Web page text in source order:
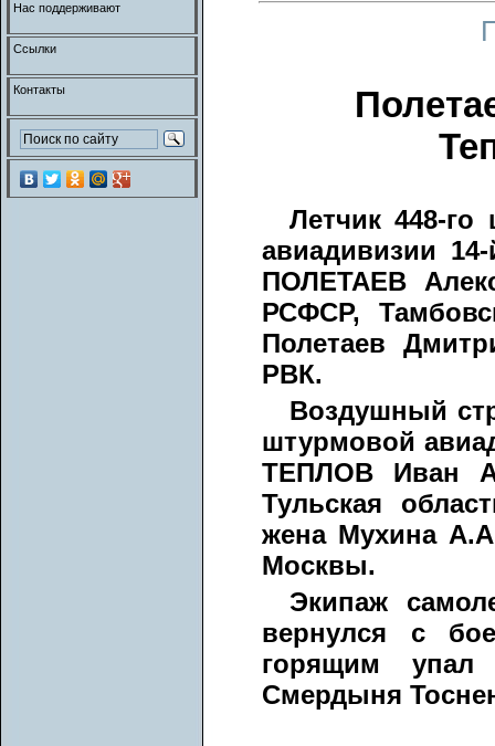
Летчик 448-
авиадивизии
ПОЛЕТАЕВ
РСФСР,
Полетаев
РВК.
Воздушный
штурмовой
ТЕПЛОВ Иван
Тульская
жена Мухина
Москвы.
Экипаж
вернулся с
горящим упал
Смердыня
Нас поддерживают
Ссылки
Контакты